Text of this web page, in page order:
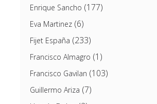
Enrique Sancho (177)
Eva Martinez(6)
Fijet España (233)
Francisco Almagro (1)
Francisco Gavilan (103)
Guillermo Ariza (7)